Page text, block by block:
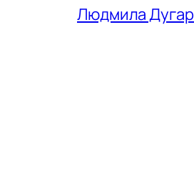
Людмила